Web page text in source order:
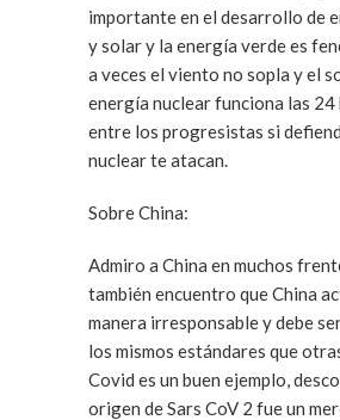
importante en el desarrollo de
y solar y la energía verde es
a veces el viento no sopla y el
energía nuclear funciona las 24
entre los progresistas si
nuclear te atacan.
Sobre China:
Admiro a China en muchos
también encuentro que China
manera irresponsable y debe
los mismos estándares que
Covid es un buen ejemplo,
origen de Sars CoV 2 fue un